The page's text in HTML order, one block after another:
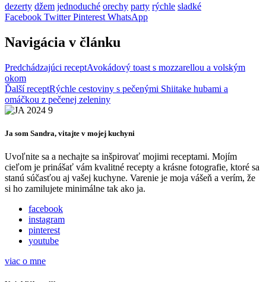
dezerty džem jednoduché orechy party rýchle sladké
Facebook Twitter Pinterest WhatsApp
Navigácia v článku
Predchádzajúci receptAvokádový toast s mozzarellou a volským
okom
Ďalší receptRýchle cestoviny s pečenými Shiitake hubami a
omáčkou z pečenej zeleniny
Ja som Sandra, vitajte v mojej kuchyni
Uvoľnite sa a nechajte sa inšpirovať mojimi receptami. Mojím
cieľom je prinášať vám kvalitné recepty a krásne fotografie, ktoré sa
stanú súčasťou aj vašej kuchyne. Varenie je moja vášeň a verím, že
si ho zamilujete minimálne tak ako ja.
facebook
instagram
pinterest
youtube
viac o mne